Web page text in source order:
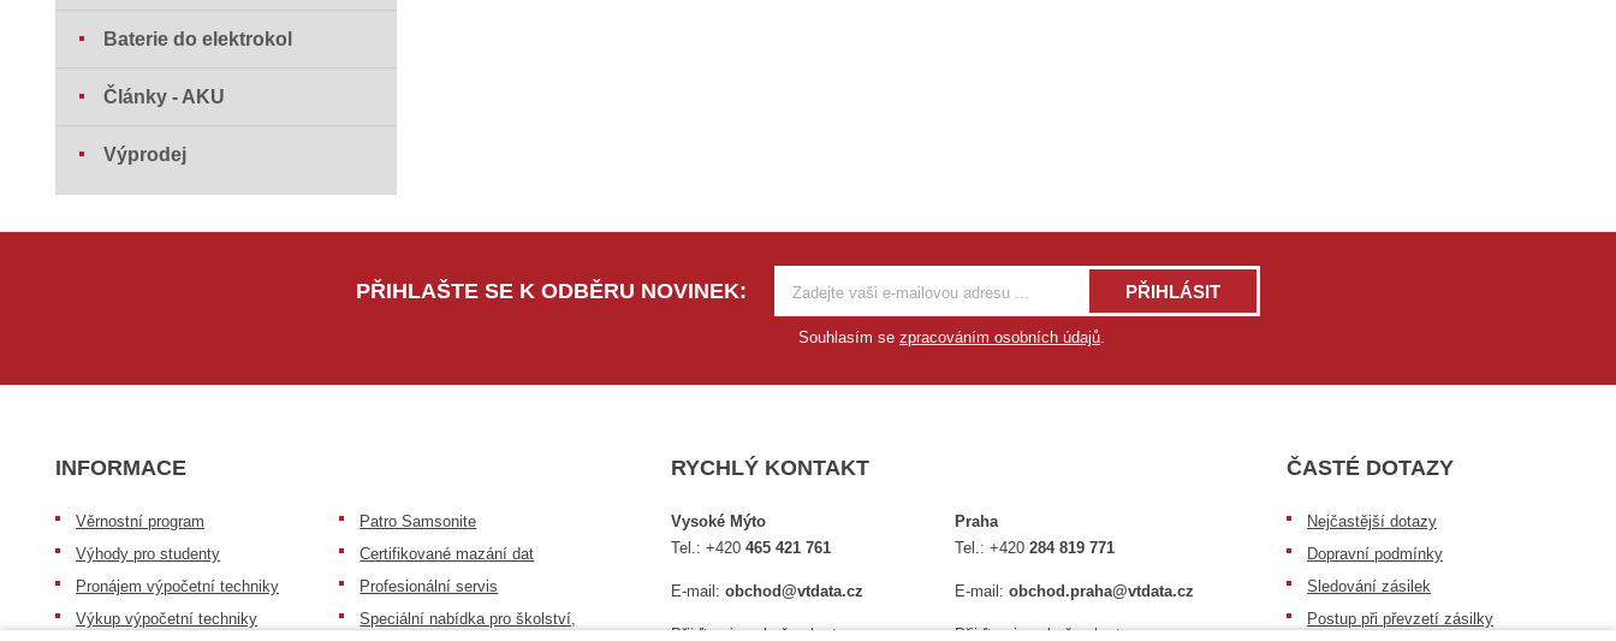
Baterie do elektrokol
Články - AKU
Výprodej
PŘIHLAŠTE SE K ODBĚRU NOVINEK: PŘIHLÁSIT
Souhlasím se zpracováním osobních údajů.
INFORMACE
Věrnostní program
Výhody pro studenty
Pronájem výpočetní techniky
Výkup výpočetní techniky
Patro Samsonite
Certifikované mazání dat
Profesionální servis
Speciální nabídka pro školství,
RYCHLÝ KONTAKT
Vysoké Mýto
Tel.:+420465 421 761
E-mail:obchod@vtdata.cz
Přijďte si osobně vybrat:
Praha
Tel.:+420284 819 771
E-mail:obchod.praha@vtdata.cz
Přijďte si osobně vybrat:
ČASTÉ DOTAZY
Nejčastější dotazy
Dopravní podmínky
Sledování zásilek
Postup při převzetí zásilky